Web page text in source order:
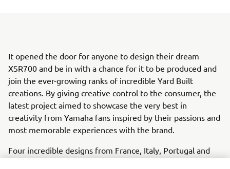
It opened the door for anyone to design their dream
XSR700 and be in with a chance for it to be produced and
join the ever-growing ranks of incredible Yard Built
creations. By giving creative control to the consumer, the
latest project aimed to showcase the very best in
creativity from Yamaha fans inspired by their passions and
most memorable experiences with the brand.
Four incredible designs from France, Italy, Portugal and